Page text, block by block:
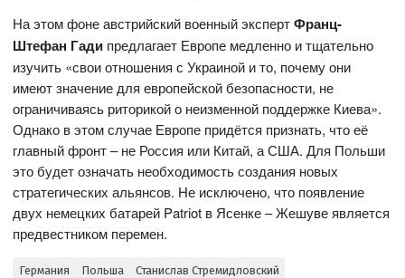
На этом фоне австрийский военный экспертФранц-
Штефан Гади предлагает Европе медленно и тщательно
изучить «свои отношения с Украиной и то, почему они
имеют значение для европейской безопасности, не
ограничиваясь риторикой о неизменной поддержке Киева».
Однако в этом случае Европе придётся признать, что её
главный фронт – не Россия или Китай, а США. Для Польши
это будет означать необходимость создания новых
стратегических альянсов. Не исключено, что появление
двух немецких батарей Patriot в Ясенке – Жешуве является
предвестником перемен.
Германия Польша Станислав Стремидловский